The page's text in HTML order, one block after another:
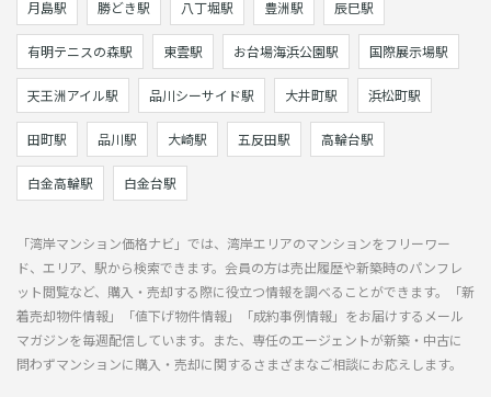
月島駅 勝どき駅 八丁堀駅 豊洲駅 辰巳駅
有明テニスの森駅 東雲駅 お台場海浜公園駅 国際展示場駅
天王洲アイル駅 品川シーサイド駅 大井町駅 浜松町駅
田町駅 品川駅 大崎駅 五反田駅 高輪台駅
白金高輪駅 白金台駅
「湾岸マンション価格ナビ」では、湾岸エリアのマンションをフリーワー
ド、エリア、駅から検索できます。会員の方は売出履歴や新築時のパンフレ
ット閲覧など、購入・売却する際に役立つ情報を調べることができます。「新
着売却物件情報」「値下げ物件情報」「成約事例情報」をお届けするメール
マガジンを毎週配信しています。また、専任のエージェントが新築・中古に
問わずマンションに購入・売却に関するさまざまなご相談にお応えします。